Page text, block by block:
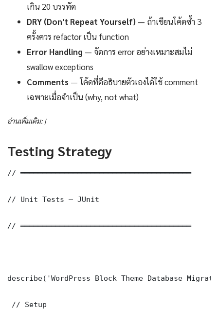
เกิน 20 บรรทัด
DRY (Don't Repeat Yourself) — ถ้าเขียนโค้ดซ้ำ 3
ครั้งควร refactor เป็น function
Error Handling — จัดการ error อย่างเหมาะสมไม่
swallow exceptions
Comments — โค้ดที่ดีอธิบายตัวเองได้ใช้ comment
เฉพาะเมื่อจำเป็น (why, not what)
อ่านเพิ่มเติม: |
Testing Strategy
// ═══════════════════════════════════════
// Unit Tests — JUnit
// ═══════════════════════════════════════
describe('WordPress Block Theme Database
// Setup